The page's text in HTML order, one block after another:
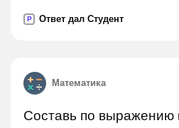
P Ответ дал Студент
Математика
Составь по выражению